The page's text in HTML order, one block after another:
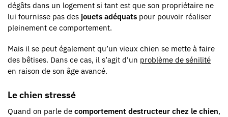
dégâts dans un logement si tant est que son propriétaire ne
lui fournisse pas des jouets adéquats pour pouvoir réaliser
pleinement ce comportement.
Mais il se peut également qu’un vieux chien se mette à faire
des bêtises. Dans ce cas, il s’agit d’un problème de sénilité
en raison de son âge avancé.
Le chien stressé
Quand on parle de comportement destructeur chez le chien,